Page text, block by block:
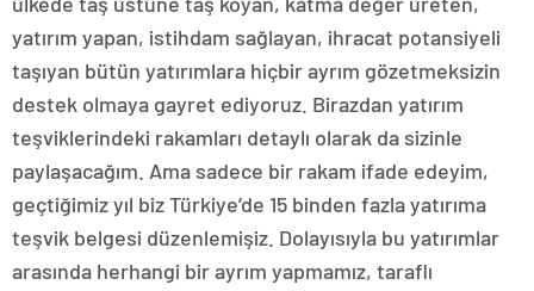
yatırım yapan, istihdam sağlayan, ihracat potansiyeli
taşıyan bütün yatırımlara hiçbir ayrım gözetmeksizin
destek olmaya gayret ediyoruz. Birazdan yatırım
teşviklerindeki rakamları detaylı olarak da sizinle
paylaşacağım. Ama sadece bir rakam ifade edeyim,
geçtiğimiz yıl biz Türkiye’de 15 binden fazla yatırıma
teşvik belgesi düzenlemişiz. Dolayısıyla bu yatırımlar
arasında herhangi bir ayrım yapmamız, taraflı